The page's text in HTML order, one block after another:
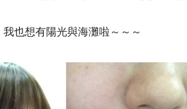
也想有陽光與海灘啦～～～